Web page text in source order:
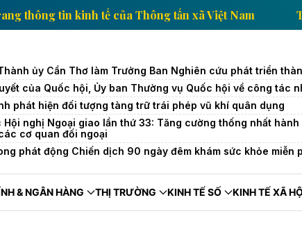
Trang thông tin kinh tế của Thông tấn xã Việt
ủy Cần Thơ làm Trưởng Ban Nghiên cứu phát triển
của Quốc hội, Ủy ban Thường vụ Quốc hội về công tác
phát hiện đối tượng tàng trữ trái phép vũ khí quân dụng
Hội nghị Ngoại giao lần thứ 33: Tăng cường thống nhất
cơ quan đối ngoại
phát động Chiến dịch 90 ngày đêm khám sức khỏe miễn
& NGÂN HÀNG THỊ TRƯỜNG KINH TẾ SỐ KINH TẾ XÃ